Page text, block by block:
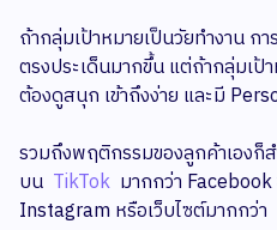
ถ้ากลุ่มเป้าหมายเป็นวัยทำงาน ก
ตรงประเด็นมากขึ้น แต่ถ้ากลุ่มเป้
ต้องดูสนุก เข้าถึงง่าย และมี
รวมถึงพฤติกรรมของลูกค้าเองก็
บน TikTok มากกว่า
Instagram หรือเว็บไซต์มากกว่า